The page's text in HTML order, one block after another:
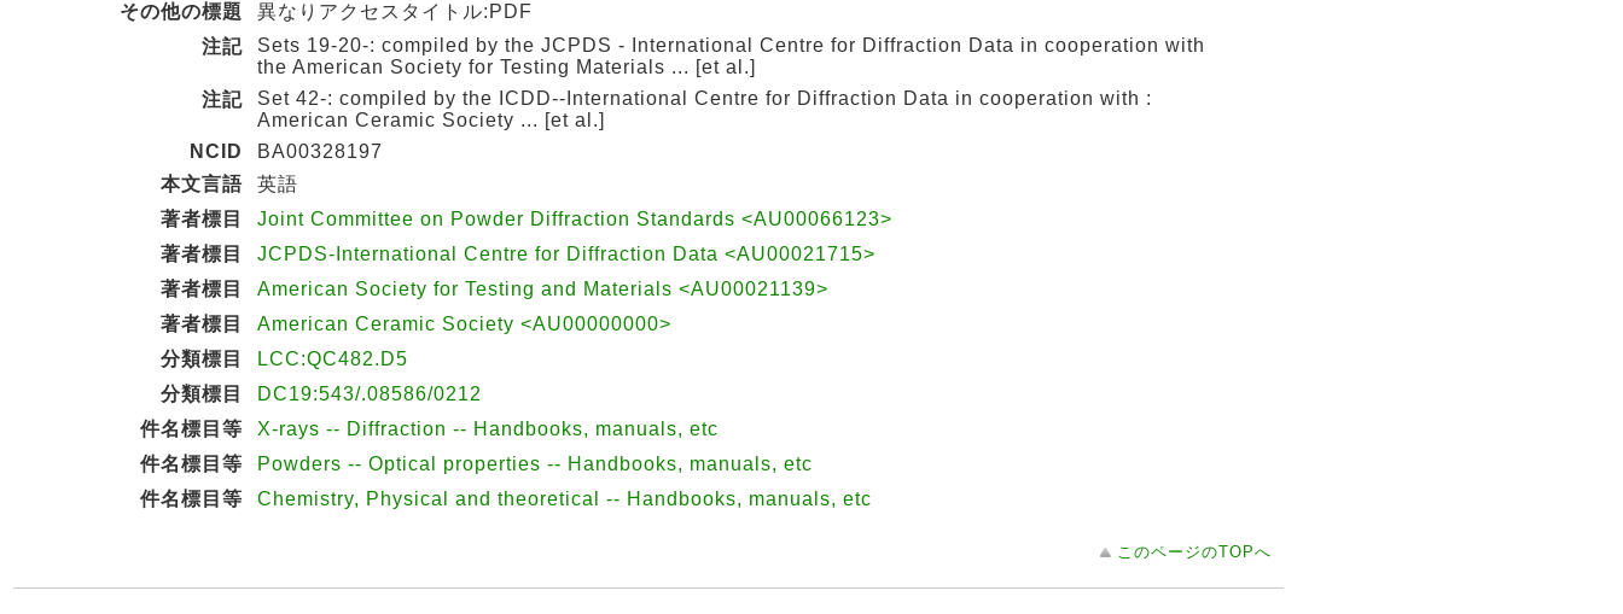
その他の標題
異なりアクセスタイトル:PDF
注記
Sets 19-20-: compiled by the JCPDS - International Centre for Diffraction Data in cooperation with
the American Society for Testing Materials ... [et al.]
注記
Set 42-: compiled by the ICDD--International Centre for Diffraction Data in cooperation with :
American Ceramic Society ... [et al.]
NCID
BA00328197
本文言語
英語
著者標目
Joint Committee on Powder Diffraction Standards <AU00066123>
著者標目
JCPDS-International Centre for Diffraction Data <AU00021715>
著者標目
American Society for Testing and Materials <AU00021139>
著者標目
American Ceramic Society <AU00000000>
分類標目
LCC:QC482.D5
分類標目
DC19:543/.08586/0212
件名標目等
X-rays -- Diffraction -- Handbooks, manuals, etc
件名標目等
Powders -- Optical properties -- Handbooks, manuals, etc
件名標目等
Chemistry, Physical and theoretical -- Handbooks, manuals, etc
このページのTOPへ